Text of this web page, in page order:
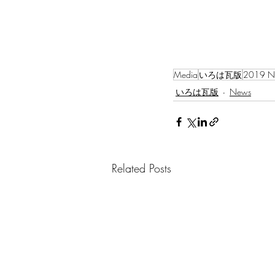
Media いろは瓦版 2019
いろは瓦版
News
Related Posts